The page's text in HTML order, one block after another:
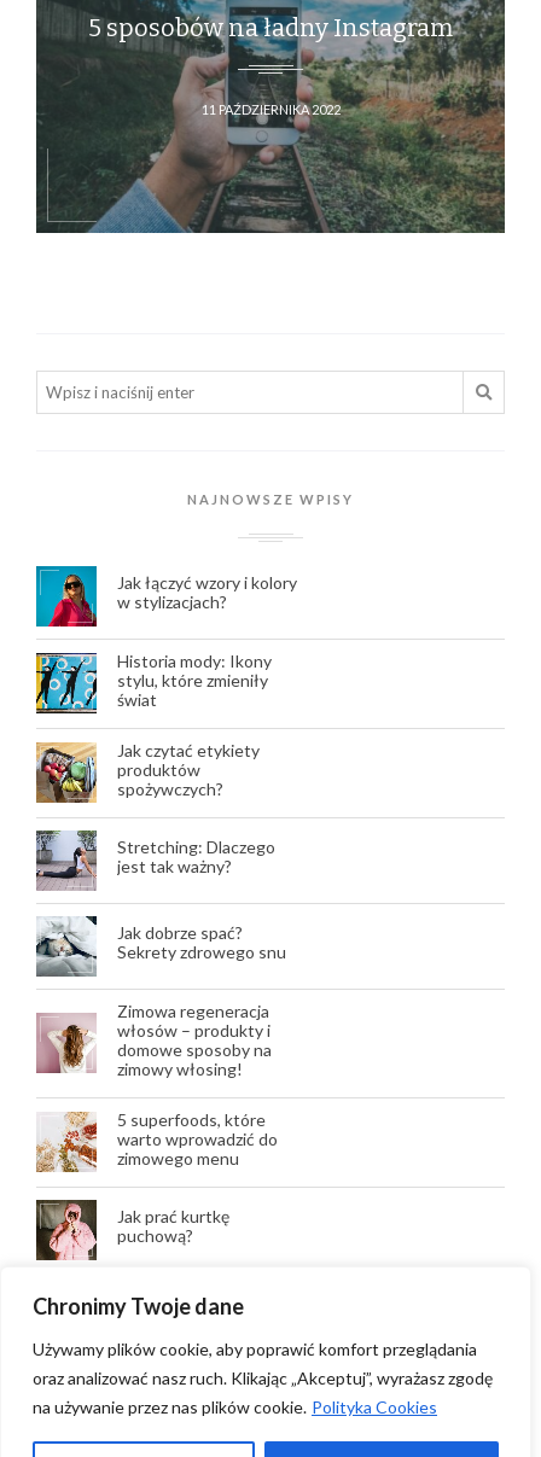
Chronimy Twoje dane
Używamy plików cookie, aby poprawić komfort przeglądania
oraz analizować nasz ruch. Klikając „Akceptuj”, wyrażasz zgodę
na używanie przez nas plików cookie. Polityka Cookies
5 sposobów na ładny Instagram
11 PAŹDZIERNIKA 2022
NAJNOWSZE WPISY
Jak łączyć wzory i kolory
w stylizacjach?
Historia mody: Ikony
stylu, które zmieniły
świat
Jak czytać etykiety
produktów
spożywczych?
Stretching: Dlaczego
jest tak ważny?
Jak dobrze spać?
Sekrety zdrowego snu
Zimowa regeneracja
włosów – produkty i
domowe sposoby na
zimowy włosing!
5 superfoods, które
warto wprowadzić do
zimowego menu
Jak prać kurtkę
puchową?
Wegańskie dania
świąteczne – pomysły
potrawy
Męska pielęgnacja zimą
– zimowy skin care dla
mężczyzn